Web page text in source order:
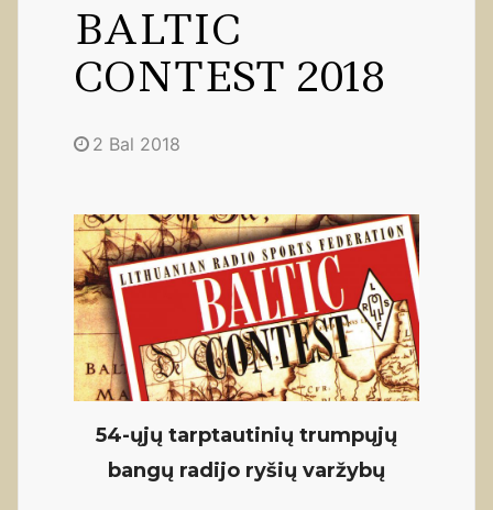
BALTIC
CONTEST 2018
2 Bal 2018
54-ųjų tarptautinių trumpųjų
bangų radijo ryšių varžybų